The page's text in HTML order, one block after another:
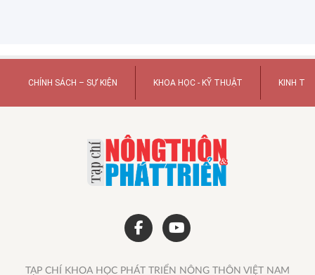
miền Tây tại Pet Đi Xe
2026
17:43 03/08/2026